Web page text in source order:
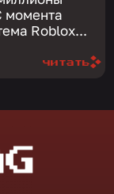
момента
Roblox...
читать